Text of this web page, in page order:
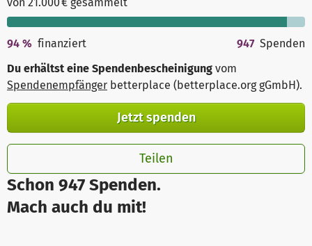
Schon 947 Spenden.
Mach auch du mit!
94 % finanziert 947 Spenden
Du erhältst eine Spendenbescheinigung vom
Spendenempfänger betterplace (betterplace.org gGmbH).
Jetzt spenden
Teilen